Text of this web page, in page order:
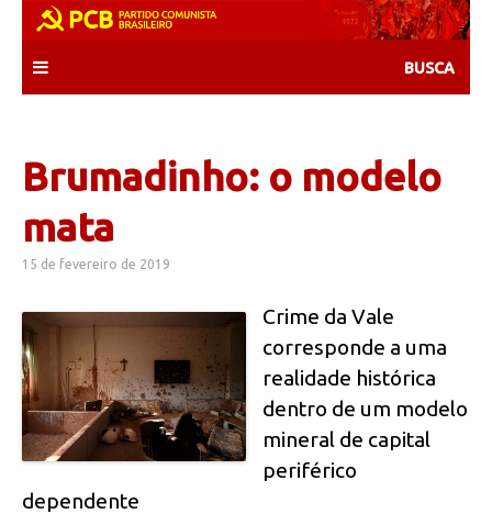
content
Brumadinho: o modelo
mata
15 de fevereiro de 2019
Crime da Vale
corresponde a uma
realidade histórica
dentro de um modelo
mineral de capital
periférico
dependente